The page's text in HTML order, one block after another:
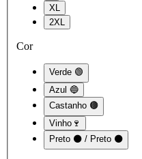
XL
2XL
Cor
Verde 🟢
Azul 🔵
Castanho 🟤
Vinho🍷
Preto ⚫ / Preto ⚫